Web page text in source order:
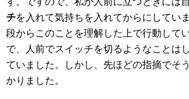
チを入れて気持ちを入れてからにしてい
段からこのことを理解した上で行動して
で、人前でスイッチを切るようなことは
ていました。しかし、先ほどの指摘でそ
かりました。